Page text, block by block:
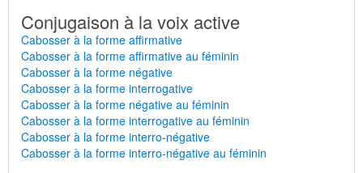
Conjugaison à la voix active
Cabosser à la forme affirmative
Cabosser à la forme affirmative au féminin
Cabosser à la forme négative
Cabosser à la forme interrogative
Cabosser à la forme négative au féminin
Cabosser à la forme interrogative au féminin
Cabosser à la forme interro-négative
Cabosser à la forme interro-négative au féminin